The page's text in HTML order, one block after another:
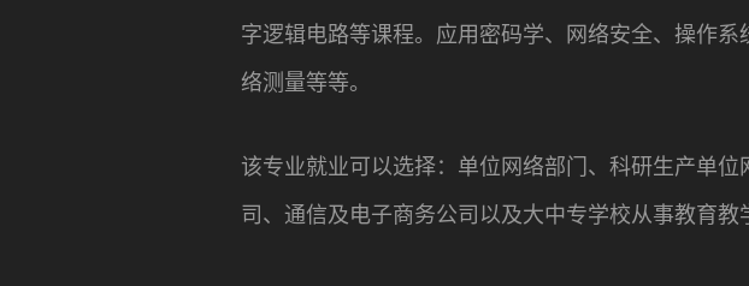
字逻辑电路等课程。应用密码学、网络安全、操作
络测量等等。
该专业就业可以选择：单位网络部门、科研生产单
司、通信及电子商务公司以及大中专学校从事教育教